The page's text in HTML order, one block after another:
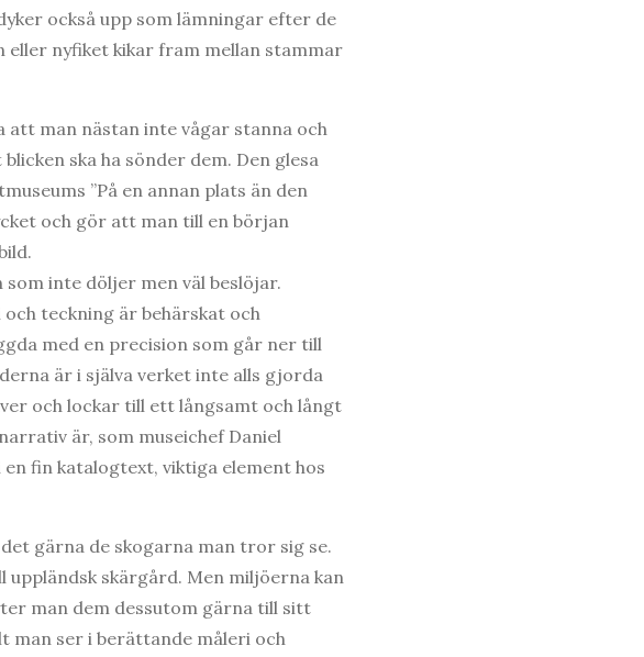
också upp som lämningar efter de
nyfiket kikar fram mellan stammar
att man nästan inte vågar stanna och
ska ha sönder dem. Den glesa
”På en annan plats än den
och gör att man till en början
som inte döljer men väl beslöjar.
och teckning är behärskat och
med en precision som går ner till
är i själva verket inte alls gjorda
och lockar till ett långsamt och långt
är, som museichef Daniel
fin katalogtext, viktiga element hos
gärna de skogarna man tror sig se.
skärgård. Men miljöerna kan
man dem dessutom gärna till sitt
man ser i berättande måleri och